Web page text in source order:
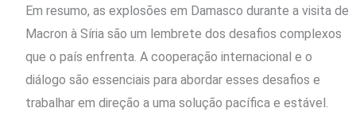
Em resumo, as explosões em Damasco durante a visita de
Macron à Síria são um lembrete dos desafios complexos
que o país enfrenta. A cooperação internacional e o
diálogo são essenciais para abordar esses desafios e
trabalhar em direção a uma solução pacífica e estável.